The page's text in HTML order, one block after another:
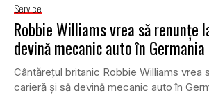
Service
Robbie Williams vrea să renunţe
devină mecanic auto în Germania
Cântăreţul britanic Robbie Williams vrea
carieră şi să devină mecanic auto în